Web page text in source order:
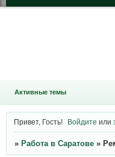
Активные темы
Привет, Гость! Войдите или
» Работа в Саратове »